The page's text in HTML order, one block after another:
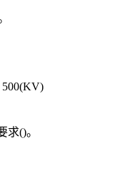
500(KV)
求()。